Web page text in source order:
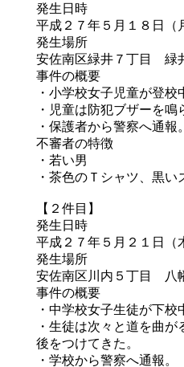
発生日時
平成２７年５月１８日（
発生場所
安佐南区緑井７丁目 緑
事件の概要
・小学校女子児童が登校
・児童は防犯ブザーを鳴
・保護者から警察へ通報。
不審者の特徴
・若い男
・茶色のＴシャツ、黒い
【２件目】
発生日時
平成２７年５月２１日（
発生場所
安佐南区川内５丁目 八
事件の概要
・中学校女子生徒が下校
・生徒は次々と道を曲が
後をつけてきた。
・学校から警察へ通報。